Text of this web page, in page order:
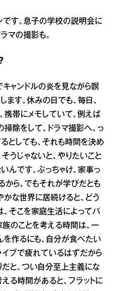
です。息子の学校の説明会に
マの撮影も。
キャンドルの炎を見ながら瞑
ます。休みの日でも、毎日、
携帯にメモしていて。例えば
除をして、ドラマ撮影へ、っ
としても、それも時間を決め
うじゃないと、やりたいこと
んです。ぶっちゃけ、家事っ
から。でもそれが学びだとも
かな世界に居続けると、どう
、そこを家庭生活によってバ
のことを考える時間は、一
を作るにも、自分が食べたい
イブで疲れているはずだから
だと、つい自分至上主義にな
る時間があると、フラットに